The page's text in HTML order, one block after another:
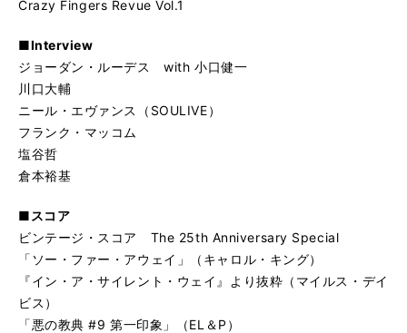
Crazy Fingers Revue Vol.1
■Interview
ジョーダン・ルーデス with 小口健一
川口大輔
ニール・エヴァンス（SOULIVE）
フランク・マッコム
塩谷哲
倉本裕基
■スコア
ビンテージ・スコア The 25th Anniversary Special
「ソー・ファー・アウェイ」（キャロル・キング）
『イン・ア・サイレント・ウェイ』より抜粋（マイルス・デイ
ビス）
「悪の教典 #9 第一印象」（EL＆P）